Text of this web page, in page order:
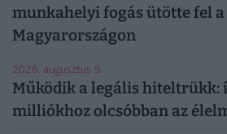
munkahelyi fogás ütötte fel
Magyarországon
2026. augusztus 5.
Működik a legális hiteltrükk:
milliókhoz olcsóbban az